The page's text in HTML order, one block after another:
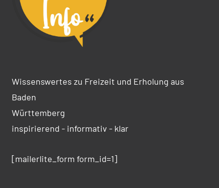
Wissenswertes zu Freizeit und Erholung aus
Baden
Württemberg
inspirierend - informativ - klar
[mailerlite_form form_id=1]